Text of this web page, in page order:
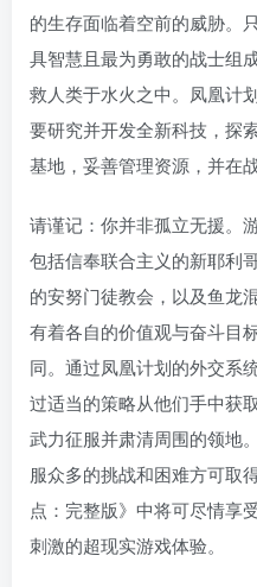
的生存面临着空前的威胁。
具智慧且最为勇敢的战士组
救人类于水火之中。凤凰计
要研究并开发全新科技，探
基地，妥善管理资源，并在
请谨记：你并非孤立无援。
包括信奉联合主义的新耶利
的安努门徒教会，以及鱼龙
有着各自的价值观与奋斗目
同。通过凤凰计划的外交系
过适当的策略从他们手中获
武力征服并肃清周围的领地
服众多的挑战和困难方可取
点：完整版》中将可尽情享
刺激的超现实游戏体验。